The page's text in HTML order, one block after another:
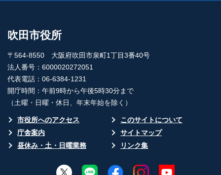
吹田市役所
〒564-8550 大阪府吹田市泉町1丁目3番40号
法人番号：6000020272051
代表電話：06-6384-1231
開庁時間：午前9時から午後5時30分まで
（土曜・日曜・休日、年末年始を除く）
市役所へのアクセス
このサイトについて
庁舎案内
サイトマップ
昼休み・土・日曜業務
リンク集